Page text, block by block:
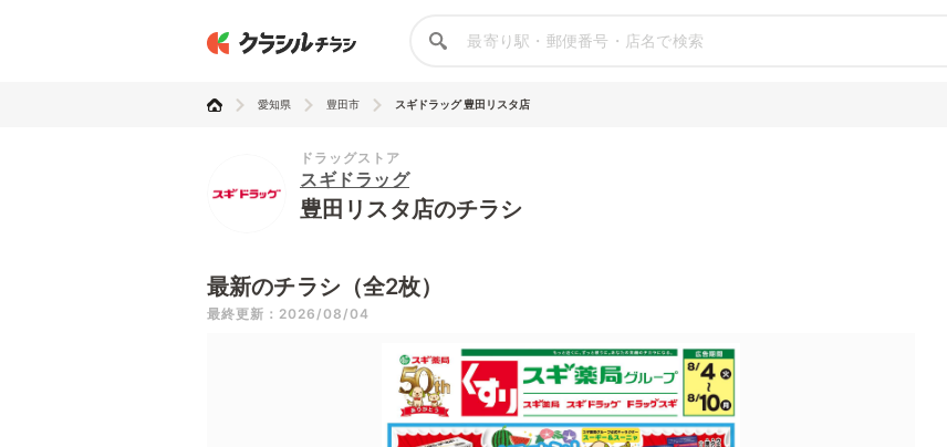
愛知県 豊田市 スギドラッグ 豊田リスタ店
ドラッグストア
スギドラッグ
豊田リスタ店のチラシ
最新のチラシ（全2枚）
最終更新：2026/08/04